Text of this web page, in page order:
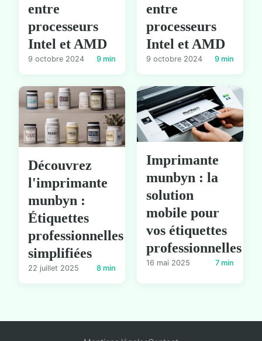
entre
processeurs
Intel et AMD
9 octobre 2024 9 min
entre
processeurs
Intel et AMD
9 octobre 2024 9 min
Découvrez
l'imprimante
munbyn :
Étiquettes
professionnelles
simplifiées
22 juillet 2025 8 min
Imprimante
munbyn : la
solution
mobile pour
vos étiquettes
professionnelles
16 mai 2025 7 min